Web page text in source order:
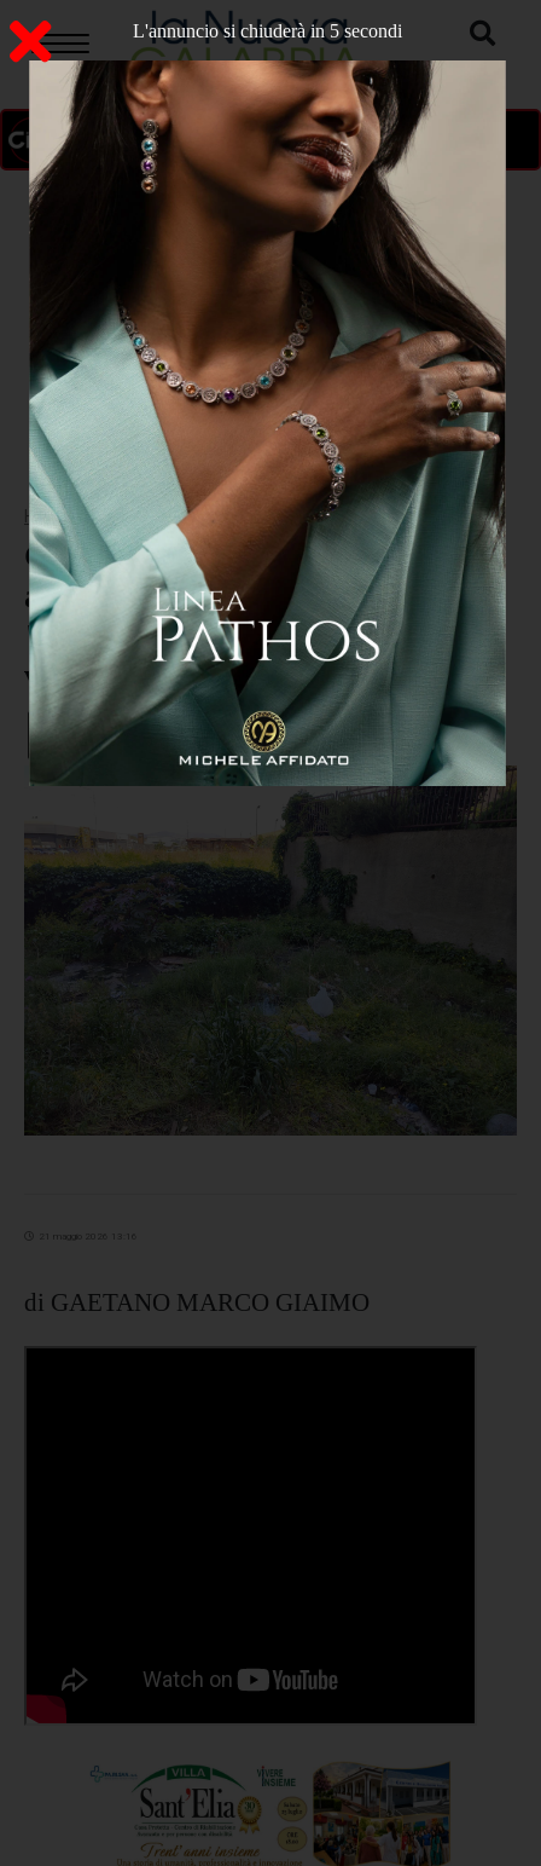
ON AIR
Home > ATTUALITA
Catanzaro, la protesta degli
abitanti di Via Teano:
"Abbandonati al degrado,
vogliamo risposte"
21 maggio 2026 13:16
di GAETANO MARCO GIAIMO
L'annuncio si chiuderà in 3 secondi